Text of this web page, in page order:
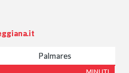
Palmares